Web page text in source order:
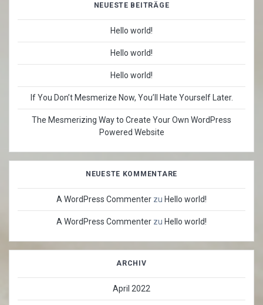
NEUESTE BEITRÄGE
Hello world!
Hello world!
Hello world!
If You Don’t Mesmerize Now, You’ll Hate Yourself Later.
The Mesmerizing Way to Create Your Own WordPress
Powered Website
NEUESTE KOMMENTARE
A WordPress Commenter zu Hello world!
A WordPress Commenter zu Hello world!
ARCHIV
April 2022